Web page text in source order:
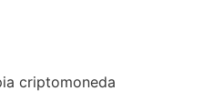
criptomoneda